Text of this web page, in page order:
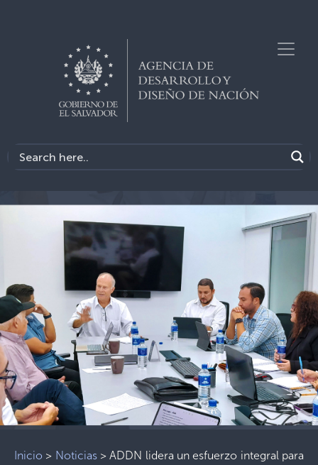
Inicio > Noticias>ADDN lidera un esfuerzo integral para